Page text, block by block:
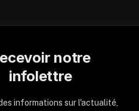
notre
infolettre
informations sur l'actualité,